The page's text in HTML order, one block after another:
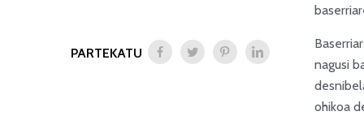
PARTEKATU
nagusi
ohikoa